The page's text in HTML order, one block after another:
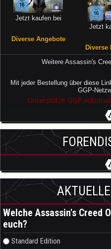
Jetzt kaufen bei
Diverse Angebote
Jetzt
Diverse
Weitere Assassin's
Mit jeder Bestellung über diese
GGP-
Unterstütze GGP
Welche Assassin's Creed
euch?
Auswahlmöglichkeiten
Standard Edition